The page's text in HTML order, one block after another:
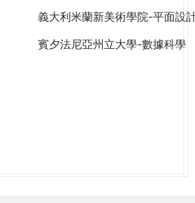
義大利米蘭新美術學院-平面設
賓夕法尼亞州立大學-數據科學